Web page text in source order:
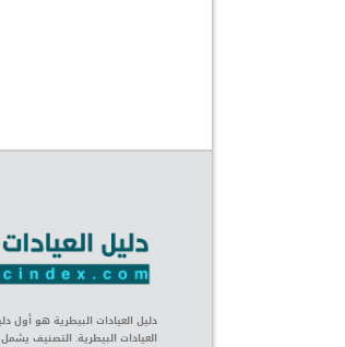
دليل العيادات البيطرية هو
العيادات البيطرية. التصنيف